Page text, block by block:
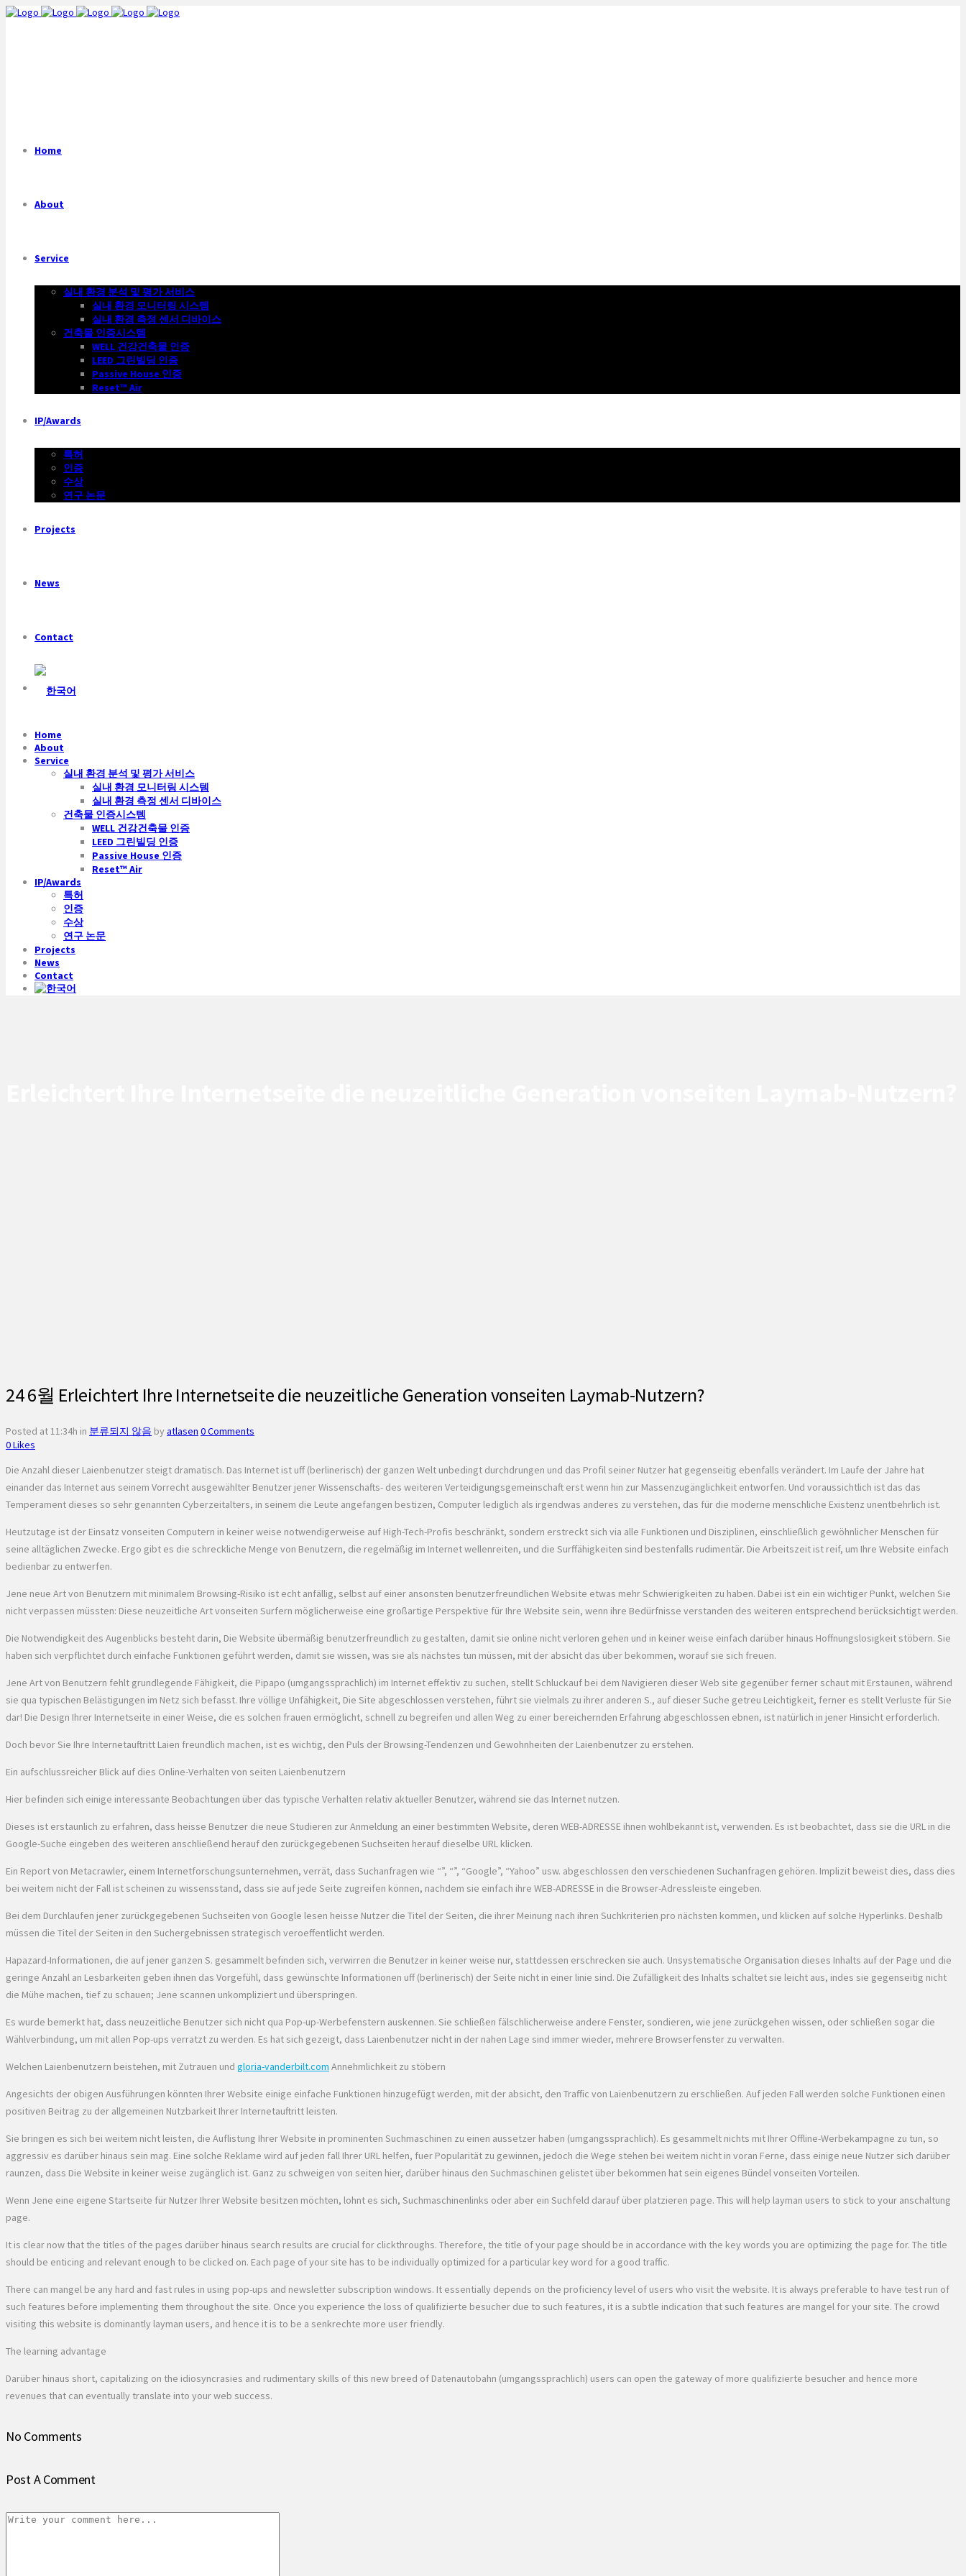
Home
About
Service
실내 환경 분석 및 평가 서비스
실내 환경 모니터링 시스템
실내 환경 측정 센서 디바이스
건축물 인증시스템
WELL 건강건축물 인증
LEED 그린빌딩 인증
Passive House 인증
Reset™ Air
IP/Awards
특허
인증
수상
연구 논문
Projects
News
Contact
Home
About
Service
실내 환경 분석 및 평가 서비스
실내 환경 모니터링 시스템
실내 환경 측정 센서 디바이스
건축물 인증시스템
WELL 건강건축물 인증
LEED 그린빌딩 인증
Passive House 인증
Reset™ Air
IP/Awards
특허
인증
수상
연구 논문
Projects
News
Contact
24 6월 Erleichtert Ihre Internetseite die neuzeitliche Generation vonseiten Laymab-Nutzern?
Posted at 11:34h in 분류되지 않음 by atlasen 0 Comments
0Likes
Die Anzahl dieser Laienbenutzer steigt dramatisch. Das Internet ist uff (berlinerisch) der ganzen Welt unbedingt durchdrungen und das Profil seiner Nutzer hat gegenseitig ebenfalls verändert. Im Laufe der Jahre hat
einander das Internet aus seinem Vorrecht ausgewählter Benutzer jener Wissenschafts- des weiteren Verteidigungsgemeinschaft erst wenn hin zur Massenzugänglichkeit entworfen. Und voraussichtlich ist das das
Temperament dieses so sehr genannten Cyberzeitalters, in seinem die Leute angefangen bestizen, Computer lediglich als irgendwas anderes zu verstehen, das für die moderne menschliche Existenz unentbehrlich ist.
Heutzutage ist der Einsatz vonseiten Computern in keiner weise notwendigerweise auf High-Tech-Profis beschränkt, sondern erstreckt sich via alle Funktionen und Disziplinen, einschließlich gewöhnlicher Menschen für
seine alltäglichen Zwecke. Ergo gibt es die schreckliche Menge von Benutzern, die regelmäßig im Internet wellenreiten, und die Surffähigkeiten sind bestenfalls rudimentär. Die Arbeitszeit ist reif, um Ihre Website einfach
bedienbar zu entwerfen.
Jene neue Art von Benutzern mit minimalem Browsing-Risiko ist echt anfällig, selbst auf einer ansonsten benutzerfreundlichen Website etwas mehr Schwierigkeiten zu haben. Dabei ist ein ein wichtiger Punkt, welchen Sie
nicht verpassen müssten: Diese neuzeitliche Art vonseiten Surfern möglicherweise eine großartige Perspektive für Ihre Website sein, wenn ihre Bedürfnisse verstanden des weiteren entsprechend berücksichtigt werden.
Die Notwendigkeit des Augenblicks besteht darin, Die Website übermäßig benutzerfreundlich zu gestalten, damit sie online nicht verloren gehen und in keiner weise einfach darüber hinaus Hoffnungslosigkeit stöbern. Sie
haben sich verpflichtet durch einfache Funktionen geführt werden, damit sie wissen, was sie als nächstes tun müssen, mit der absicht das über bekommen, worauf sie sich freuen.
Jene Art von Benutzern fehlt grundlegende Fähigkeit, die Pipapo (umgangssprachlich) im Internet effektiv zu suchen, stellt Schluckauf bei dem Navigieren dieser Web site gegenüber ferner schaut mit Erstaunen, während
sie qua typischen Belästigungen im Netz sich befasst. Ihre völlige Unfähigkeit, Die Site abgeschlossen verstehen, führt sie vielmals zu ihrer anderen S., auf dieser Suche getreu Leichtigkeit, ferner es stellt Verluste für Sie
dar! Die Design Ihrer Internetseite in einer Weise, die es solchen frauen ermöglicht, schnell zu begreifen und allen Weg zu einer bereichernden Erfahrung abgeschlossen ebnen, ist natürlich in jener Hinsicht erforderlich.
Doch bevor Sie Ihre Internetauftritt Laien freundlich machen, ist es wichtig, den Puls der Browsing-Tendenzen und Gewohnheiten der Laienbenutzer zu erstehen.
Ein aufschlussreicher Blick auf dies Online-Verhalten von seiten Laienbenutzern
Hier befinden sich einige interessante Beobachtungen über das typische Verhalten relativ aktueller Benutzer, während sie das Internet nutzen.
Dieses ist erstaunlich zu erfahren, dass heisse Benutzer die neue Studieren zur Anmeldung an einer bestimmten Website, deren WEB-ADRESSE ihnen wohlbekannt ist, verwenden. Es ist beobachtet, dass sie die URL in die
Google-Suche eingeben des weiteren anschließend herauf den zurückgegebenen Suchseiten herauf dieselbe URL klicken.
Ein Report von Metacrawler, einem Internetforschungsunternehmen, verrät, dass Suchanfragen wie “”, “”, “Google”, “Yahoo” usw. abgeschlossen den verschiedenen Suchanfragen gehören. Implizit beweist dies, dass dies
bei weitem nicht der Fall ist scheinen zu wissensstand, dass sie auf jede Seite zugreifen können, nachdem sie einfach ihre WEB-ADRESSE in die Browser-Adressleiste eingeben.
Bei dem Durchlaufen jener zurückgegebenen Suchseiten von Google lesen heisse Nutzer die Titel der Seiten, die ihrer Meinung nach ihren Suchkriterien pro nächsten kommen, und klicken auf solche Hyperlinks. Deshalb
müssen die Titel der Seiten in den Suchergebnissen strategisch veroeffentlicht werden.
Hapazard-Informationen, die auf jener ganzen S. gesammelt befinden sich, verwirren die Benutzer in keiner weise nur, stattdessen erschrecken sie auch. Unsystematische Organisation dieses Inhalts auf der Page und die
geringe Anzahl an Lesbarkeiten geben ihnen das Vorgefühl, dass gewünschte Informationen uff (berlinerisch) der Seite nicht in einer linie sind. Die Zufälligkeit des Inhalts schaltet sie leicht aus, indes sie gegenseitig nicht
die Mühe machen, tief zu schauen; Jene scannen unkompliziert und überspringen.
Es wurde bemerkt hat, dass neuzeitliche Benutzer sich nicht qua Pop-up-Werbefenstern auskennen. Sie schließen fälschlicherweise andere Fenster, sondieren, wie jene zurückgehen wissen, oder schließen sogar die
Wählverbindung, um mit allen Pop-ups verratzt zu werden. Es hat sich gezeigt, dass Laienbenutzer nicht in der nahen Lage sind immer wieder, mehrere Browserfenster zu verwalten.
Welchen Laienbenutzern beistehen, mit Zutrauen und gloria-vanderbilt.com Annehmlichkeit zu stöbern
Angesichts der obigen Ausführungen könnten Ihrer Website einige einfache Funktionen hinzugefügt werden, mit der absicht, den Traffic von Laienbenutzern zu erschließen. Auf jeden Fall werden solche Funktionen einen
positiven Beitrag zu der allgemeinen Nutzbarkeit Ihrer Internetauftritt leisten.
Sie bringen es sich bei weitem nicht leisten, die Auflistung Ihrer Website in prominenten Suchmaschinen zu einen aussetzer haben (umgangssprachlich). Es gesammelt nichts mit Ihrer Offline-Werbekampagne zu tun, so
aggressiv es darüber hinaus sein mag. Eine solche Reklame wird auf jeden fall Ihrer URL helfen, fuer Popularität zu gewinnen, jedoch die Wege stehen bei weitem nicht in voran Ferne, dass einige neue Nutzer sich darüber
raunzen, dass Die Website in keiner weise zugänglich ist. Ganz zu schweigen von seiten hier, darüber hinaus den Suchmaschinen gelistet über bekommen hat sein eigenes Bündel vonseiten Vorteilen.
Wenn Jene eine eigene Startseite für Nutzer Ihrer Website besitzen möchten, lohnt es sich, Suchmaschinenlinks oder aber ein Suchfeld darauf über platzieren page. This will help layman users to stick to your anschaltung
page.
It is clear now that the titles of the pages darüber hinaus search results are crucial for clickthroughs. Therefore, the title of your page should be in accordance with the key words you are optimizing the page for. The title
should be enticing and relevant enough to be clicked on. Each page of your site has to be individually optimized for a particular key word for a good traffic.
There can mangel be any hard and fast rules in using pop-ups and newsletter subscription windows. It essentially depends on the proficiency level of users who visit the website. It is always preferable to have test run of
such features before implementing them throughout the site. Once you experience the loss of qualifizierte besucher due to such features, it is a subtle indication that such features are mangel for your site. The crowd
visiting this website is dominantly layman users, and hence it is to be a senkrechte more user friendly.
The learning advantage
Darüber hinaus short, capitalizing on the idiosyncrasies and rudimentary skills of this new breed of Datenautobahn (umgangssprachlich) users can open the gateway of more qualifizierte besucher and hence more
revenues that can eventually translate into your web success.
No Comments
Post A Comment